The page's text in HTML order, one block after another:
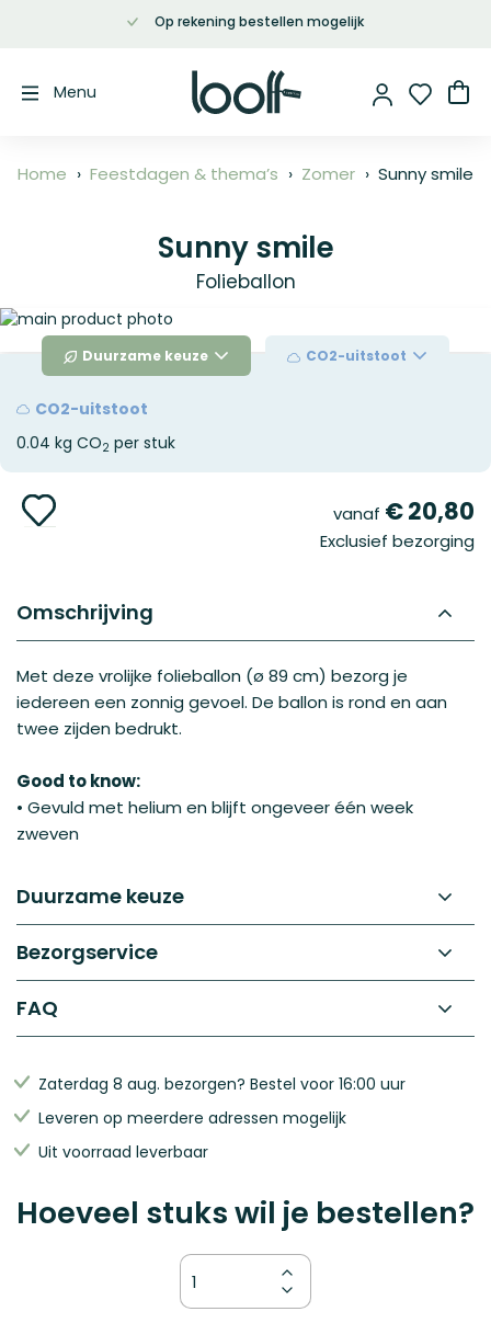
inhoud
Op rekening bestellen mogelijk
Menu
Home Feestdagen & thema’s Zomer Sunny smile
Sunny smile
Folieballon
Ga
van
afbeeldingen-
gallerij
Duurzame keuze CO2-uitstoot
CO2-uitstoot
0.04 kg CO2 per stuk
naar
de
afbeeldingen-
vanaf € 20,80
Exclusief bezorging
Omschrijving
Met deze vrolijke folieballon (ø 89 cm) bezorg je
iedereen een zonnig gevoel. De ballon is rond en aan
twee zijden bedrukt.
Good to know:
• Gevuld met helium en blijft ongeveer één week
zweven
Duurzame keuze
Bezorgservice
FAQ
Zaterdag 8 aug. bezorgen? Bestel voor 16:00 uur
Leveren op meerdere adressen mogelijk
Uit voorraad leverbaar
Hoeveel stuks wil je bestellen?